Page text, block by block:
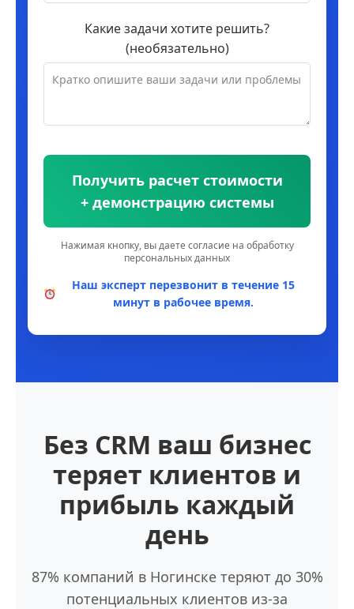
Какие задачи хотите решить?
(необязательно)
Получить расчет стоимости
+ демонстрацию системы
Нажимая кнопку, вы даете согласие на обработку
персональных данных
Наш эксперт перезвонит в течение 15
минут в рабочее время.
Без CRM ваш бизнес
теряет клиентов и
прибыль каждый
день
87% компаний в Ногинске теряют до 30%
потенциальных клиентов из-за